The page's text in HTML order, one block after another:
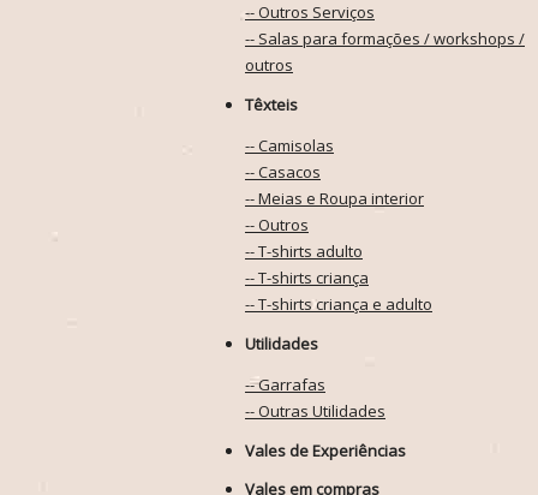
-- Outros Serviços
-- Salas para formações / workshops /
outros
Têxteis
-- Camisolas
-- Casacos
-- Meias e Roupa interior
-- Outros
-- T-shirts adulto
-- T-shirts criança
-- T-shirts criança e adulto
Utilidades
-- Garrafas
-- Outras Utilidades
Vales de Experiências
Vales em compras